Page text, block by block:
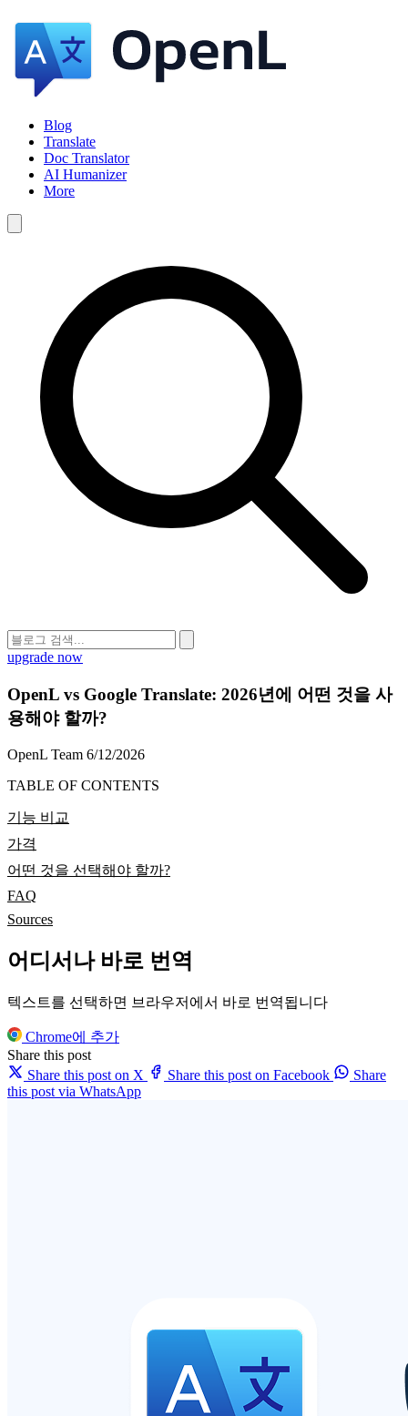
Blog
Translate
Doc Translator
AI Humanizer
More
upgrade now
OpenL vs Google Translate: 2026년에 어떤 것을 사
용해야 할까?
OpenL Team 6/12/2026
TABLE OF CONTENTS
기능 비교
가격
어떤 것을 선택해야 할까?
FAQ
Sources
어디서나 바로 번역
텍스트를 선택하면 브라우저에서 바로 번역됩니다
Chrome에 추가
Share this post
Share this post on X
Share this post on Facebook
Share
this post via WhatsApp